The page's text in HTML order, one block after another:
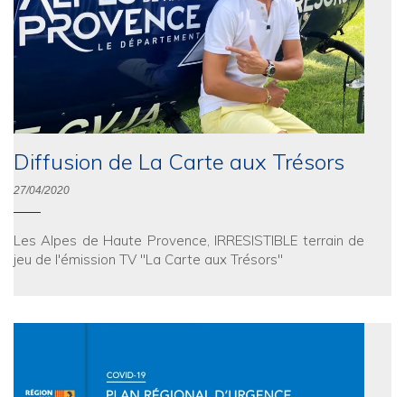
Diffusion de La Carte aux Trésors
27/04/2020
Les Alpes de Haute Provence, IRRESISTIBLE terrain de
jeu de l'émission TV "La Carte aux Trésors"